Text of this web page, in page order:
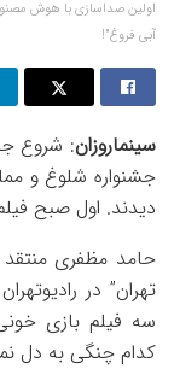
اولین صداسازی با هوش
آبی فروغ"!
سینماروزان: شروع
جشنواره شلوغ و
دیدند. اول صبح
حامد مظفری منتقد
تهران” در
سه فیلم بازی
کدام چنگی به دل